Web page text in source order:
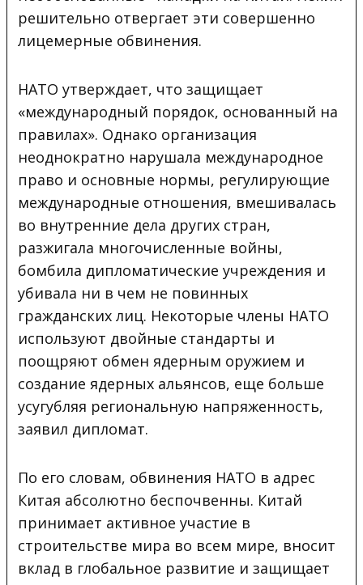
решительно отвергает эти совершенно
лицемерные обвинения.
НАТО утверждает, что защищает
«международный порядок, основанный на
правилах». Однако организация
неоднократно нарушала международное
право и основные нормы, регулирующие
международные отношения, вмешивалась
во внутренние дела других стран,
разжигала многочисленные войны,
бомбила дипломатические учреждения и
убивала ни в чем не повинных
гражданских лиц. Некоторые члены НАТО
используют двойные стандарты и
поощряют обмен ядерным оружием и
создание ядерных альянсов, еще больше
усугубляя региональную напряженность,
заявил дипломат.
По его словам, обвинения НАТО в адрес
Китая абсолютно беспочвенны. Китай
принимает активное участие в
строительстве мира во всем мире, вносит
вклад в глобальное развитие и защищает